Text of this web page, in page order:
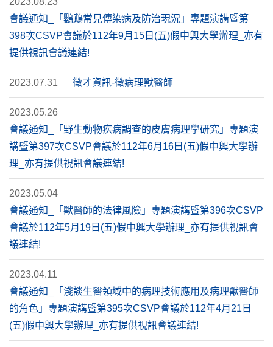
會議通知_「鸚鵡常見傳染病及防治現況」專題演講暨第
398次CSVP會議於112年9月15日(五)假中興大學辦理_亦有
提供視訊會議連結!
2023.07.31 徵才資訊-徵病理獸醫師
2023.05.26
會議通知_「野生動物疾病調查的皮膚病理學研究」專題演
講暨第397次CSVP會議於112年6月16日(五)假中興大學辦
理_亦有提供視訊會議連結!
2023.05.04
會議通知_「獸醫師的法律風險」專題演講暨第396次CSVP
會議於112年5月19日(五)假中興大學辦理_亦有提供視訊會
議連結!
2023.04.11
會議通知_「淺談生醫領域中的病理技術應用及病理獸醫師
的角色」專題演講暨第395次CSVP會議於112年4月21日
(五)假中興大學辦理_亦有提供視訊會議連結!